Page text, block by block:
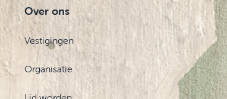
Over ons
Vestigingen
Organisatie